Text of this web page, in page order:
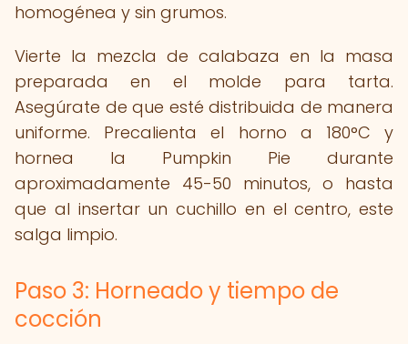
homogénea y sin grumos.
Vierte la mezcla de calabaza en la masa
preparada en el molde para tarta.
Asegúrate de que esté distribuida de manera
uniforme. Precalienta el horno a 180°C y
hornea la Pumpkin Pie durante
aproximadamente 45-50 minutos, o hasta
que al insertar un cuchillo en el centro, este
salga limpio.
Paso 3: Horneado y tiempo de
cocción